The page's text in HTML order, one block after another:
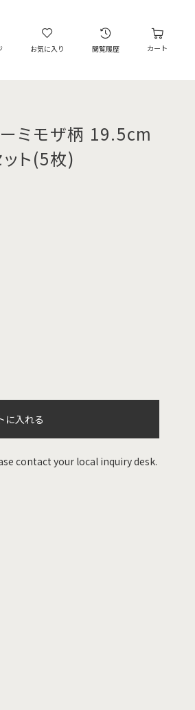
お気に入り 閲覧履歴 カート
ミモザ柄 19.5cm
ト(5枚)
に入れる
contact your local inquiry desk.